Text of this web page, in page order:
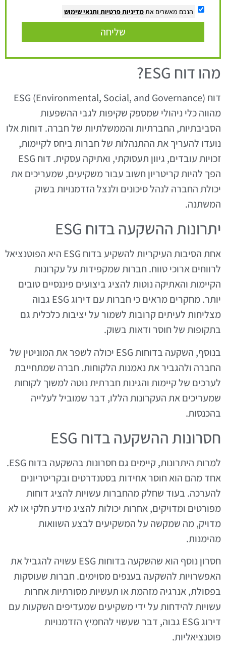
הנכם מאשרים את מדיניות פרטיות ותנאי שימוש
שליחה
מהו דוח ESG?
דוח ESG (Environmental, Social, and Governance)
מהווה כלי ניהולי שמספק שקיפות לגבי ההשפעות
הסביבתיות, החברתיות והממשלתיות של חברה. דוחות אלו
נועדו להעריך את ההתנהלות של חברות ביחס לקיימות,
זכויות עובדים, גיוון תעסוקתי, ואתיקה עסקית. דוח ESG
הפך להיות קריטריון חשוב עבור משקיעים, שמעריכים את
יכולת החברה לנהל סיכונים ולנצל הזדמנויות בשוק
המשתנה.
יתרונות ההשקעה בדוח ESG
אחת הסיבות העיקריות להשקיע בדוח ESG היא הפוטנציאל
לרווחים ארוכי טווח. חברות שמקפידות על עקרונות
הקיימות והאתיקה נוטות להציג ביצועים פיננסיים טובים
יותר. מחקרים מראים כי חברות עם דירוג ESG גבוה
מצליחות לעיתים קרובות לשמור על יציבות כלכלית גם
בתקופות של חוסר ודאות בשוק.
בנוסף, השקעה בדוחות ESG יכולה לשפר את המוניטין של
החברה ולהגביר את נאמנות הלקוחות. חברה שמתחייבת
לערכים של קיימות והגינות חברתית נוטה למשוך לקוחות
שמעריכים את העקרונות הללו, דבר שמוביל לעלייה
בהכנסות.
חסרונות ההשקעה בדוח ESG
למרות היתרונות, קיימים גם חסרונות בהשקעה בדוח ESG.
אחד מהם הוא חוסר אחידות בסטנדרטים ובקריטריונים
להערכה. בעוד שחלק מהחברות עשויות להציג דוחות
מפורטים ומדויקים, אחרות יכולות להציג מידע חלקי או לא
מדויק, מה שמקשה על המשקיעים לבצע השוואות
מהימנות.
חסרון נוסף הוא שהשקעה בדוחות ESG עשויה להגביל את
האפשרויות להשקעה בענפים מסוימים. חברות שעוסקות
בפסולת, אנרגיה מזהמת או תעשיות מסורתיות אחרות
עשויות להידחות על ידי משקיעים שמעדיפים השקעות עם
דירוג ESG גבוה, דבר שעשוי להחמיץ הזדמנויות
פוטנציאליות.